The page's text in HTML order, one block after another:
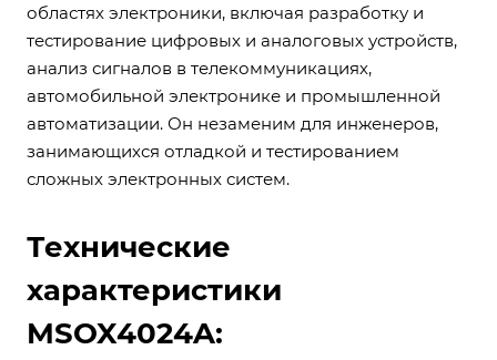
областях электроники, включая разработку и
тестирование цифровых и аналоговых устройств,
анализ сигналов в телекоммуникациях,
автомобильной электронике и промышленной
автоматизации. Он незаменим для инженеров,
занимающихся отладкой и тестированием
сложных электронных систем.
Технические
характеристики
MSOX4024A: